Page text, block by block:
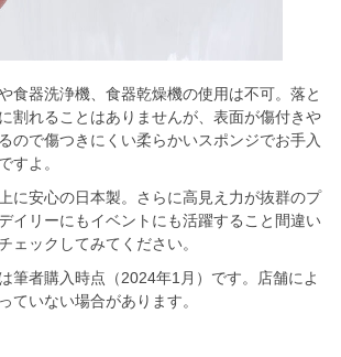
食器洗浄機、食器乾燥機の使用は不可。落と
割れることはありませんが、表面が傷付きや
ので傷つきにくい柔らかいスポンジでお手入
すよ。
に安心の日本製。さらに高見え力が抜群のプ
イリーにもイベントにも活躍すること間違い
ェックしてみてください。
筆者購入時点（2024年1月）です。店舗によ
ていない場合があります。